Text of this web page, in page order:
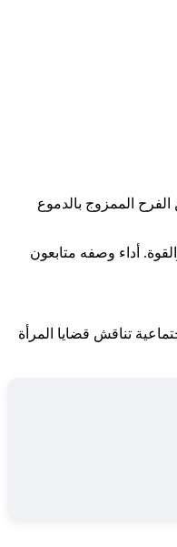
الممزوج بالدموع
أداء وصفه متابعون
تناقش قضايا المرأة